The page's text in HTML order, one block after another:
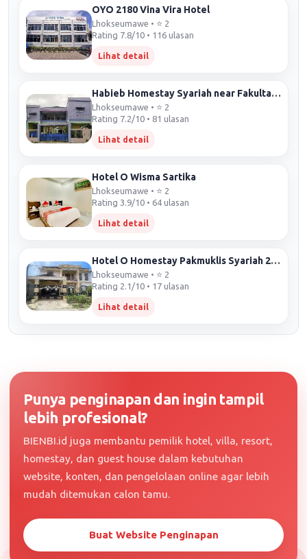
OYO 2180 Vina Vira Hotel
Lhokseumawe • ⭐ 2
Rating 7.8/10 • 116 ulasan
Lihat detail
Habieb Homestay Syariah near Fakultas Kedokteran Universitas Malikussaleh Mitra RedDoorz
Lhokseumawe • ⭐ 2
Rating 7.2/10 • 81 ulasan
Lihat detail
Hotel O Wisma Sartika
Lhokseumawe • ⭐ 2
Rating 3.9/10 • 64 ulasan
Lihat detail
Hotel O Homestay Pakmuklis Syariah 2 Near Taman Mini Lhokseumawe
Lhokseumawe • ⭐ 2
Rating 2.1/10 • 17 ulasan
Lihat detail
Punya penginapan dan ingin tampil
lebih profesional?
BIENBI.id juga membantu pemilik hotel, villa, resort,
homestay, dan guest house dalam kebutuhan
website, konten, dan pengelolaan online agar lebih
mudah ditemukan calon tamu.
Buat Website Penginapan